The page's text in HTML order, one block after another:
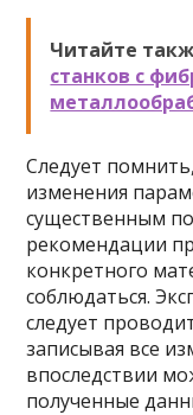
Читайте
станков с
Следует
изменения
существенным
рекомендации
конкретного
соблюдаться.
следует
записывая все
впоследствии
полученные